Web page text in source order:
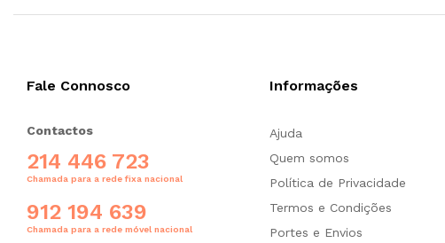
Fale Connosco
Contactos
214 446 723
Chamada para a rede fixa nacional
912 194 639
Chamada para a rede móvel nacional
Informações
Ajuda
Quem somos
Política de Privacidade
Termos e Condições
Portes e Envios